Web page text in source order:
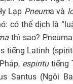
Lạp Pneuma và
có thể dịch là
thì sao?
tiếng Latinh
espiritutiếng
Santus (Ngôi